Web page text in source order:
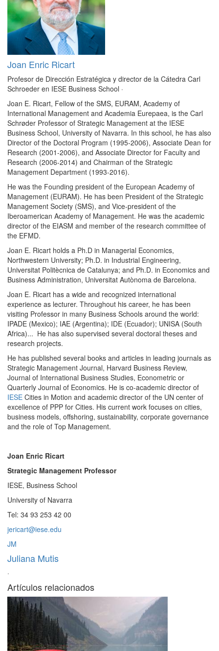
Joan Enric Ricart
Profesor de Dirección Estratégica y director de la Cátedra Carl
Schroeder en IESE Business School ·
Joan E. Ricart, Fellow of the SMS, EURAM, Academy of
International Management and Academia Eurepaea, is the Carl
Schrøder Professor of Strategic Management at the IESE
Business School, University of Navarra. In this school, he has also
Director of the Doctoral Program (1995-2006), Associate Dean for
Research (2001-2006), and Associate Director for Faculty and
Research (2006-2014) and Chairman of the Strategic
Management Department (1993-2016).
He was the Founding president of the European Academy of
Management (EURAM). He has been President of the Strategic
Management Society (SMS), and Vice-president of the
Iberoamerican Academy of Management. He was the academic
director of the EIASM and member of the research committee of
the EFMD.
Joan E. Ricart holds a Ph.D in Managerial Economics,
Northwestern University; Ph.D. in Industrial Engineering,
Universitat Politècnica de Catalunya; and Ph.D. in Economics and
Business Administration, Universitat Autònoma de Barcelona.
Joan E. Ricart has a wide and recognized international
experience as lecturer. Throughout his career, he has been
visiting Professor in many Business Schools around the world:
IPADE (Mexico); IAE (Argentina); IDE (Ecuador); UNISA (South
Africa)... He has also supervised several doctoral theses and
research projects.
He has published several books and articles in leading journals as
Strategic Management Journal, Harvard Business Review,
Journal of International Business Studies, Econometric or
Quarterly Journal of Economics. He is co-academic director of
IESE Cities in Motion and academic director of the UN center of
excellence of PPP for Cities. His current work focuses on cities,
business models, offshoring, sustainability, corporate governance
and the role of Top Management.
Joan Enric Ricart
Strategic Management Professor
IESE, Business School
University of Navarra
Tel: 34 93 253 42 00
jericart@iese.edu
JM
Juliana Mutis
·
Artículos relacionados